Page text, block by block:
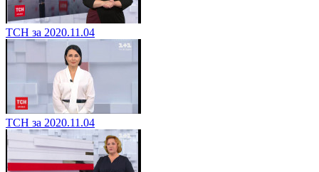
ТСН за 2020.11.04
ТСН за 2020.11.04